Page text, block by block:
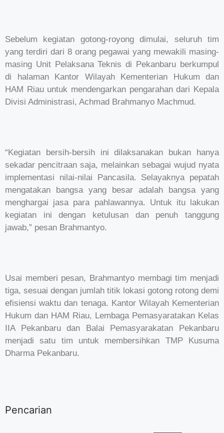
Sebelum kegiatan gotong-royong dimulai, seluruh tim
yang terdiri dari 8 orang pegawai yang mewakili masing-
masing Unit Pelaksana Teknis di Pekanbaru berkumpul
di halaman Kantor Wilayah Kementerian Hukum dan
HAM Riau untuk mendengarkan pengarahan dari Kepala
Divisi Administrasi, Achmad Brahmanyo Machmud.
“Kegiatan bersih-bersih ini dilaksanakan bukan hanya
sekadar pencitraan saja, melainkan sebagai wujud nyata
implementasi nilai-nilai Pancasila. Selayaknya pepatah
mengatakan bangsa yang besar adalah bangsa yang
menghargai jasa para pahlawannya. Untuk itu lakukan
kegiatan ini dengan ketulusan dan penuh tanggung
jawab,” pesan Brahmantyo.
Usai memberi pesan, Brahmantyo membagi tim menjadi
tiga, sesuai dengan jumlah titik lokasi gotong rotong demi
efisiensi waktu dan tenaga. Kantor Wilayah Kementerian
Hukum dan HAM Riau, Lembaga Pemasyaratakan Kelas
IIA Pekanbaru dan Balai Pemasyarakatan Pekanbaru
menjadi satu tim untuk membersihkan TMP Kusuma
Dharma Pekanbaru.
Pencarian